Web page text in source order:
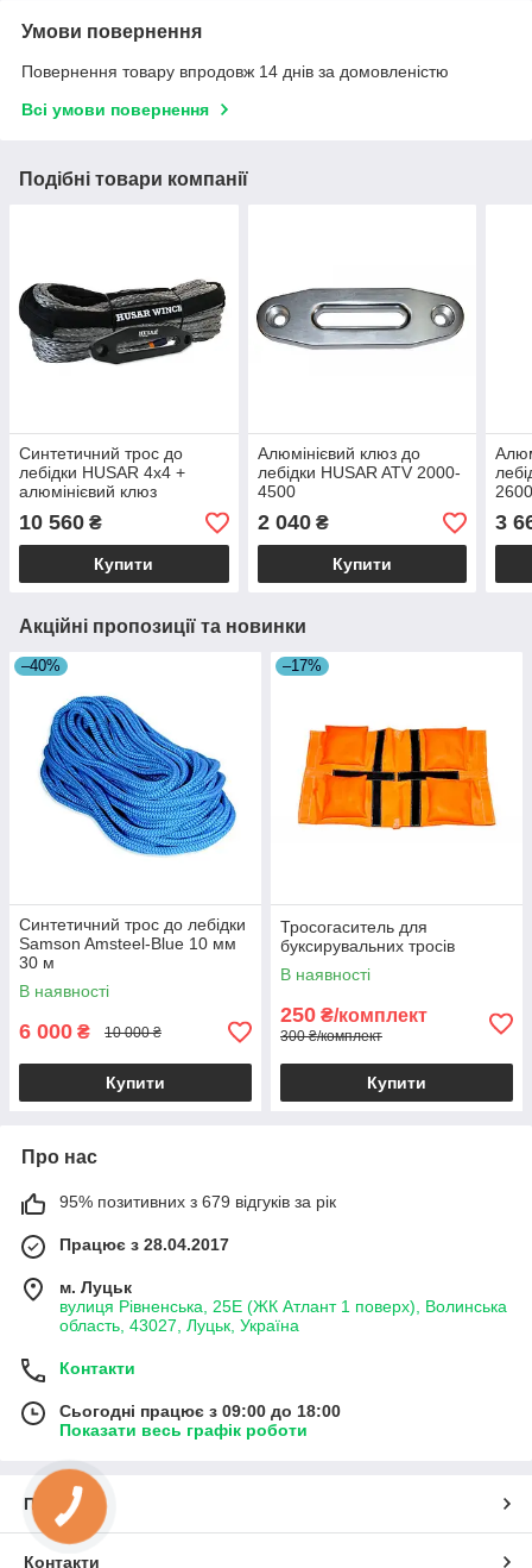
Умови повернення
Повернення товару впродовж 14 днів за домовленістю
Всі умови повернення
Подібні товари компанії
Синтетичний трос до
лебідки HUSAR 4х4 +
алюмінієвий клюз
10 560 ₴
Купити
Алюмінієвий клюз до
лебідки HUSAR ATV 2000-
4500
2 040₴
Купити
3
Акційні пропозиції та новинки
–40%
Синтетичний трос до лебідки
Samson Amsteel-Blue 10 мм
30 м
В наявності
6 000 ₴ 10 000 ₴
Купити
–17%
Тросогаситель для
буксирувальних тросів
В наявності
250 ₴/комплект
300 ₴/комплект
Купити
Про нас
95% позитивних з 679 відгуків за рік
Працює з 28.04.2017
м. Луцьк
вулиця Рівненська, 25Е (ЖК Атлант 1 поверх), Волинська
область, 43027, Луцьк, Україна
Контакти
Сьогодні працює з 09:00 до 18:00
Показати весь графік роботи
Про нас
Контакти
КНОПКА
ЗВ'ЯЗКУ